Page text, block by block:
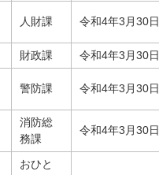
人財課 令和4年3月30日
財政課 令和4年3月30日
警防課 令和4年3月30日
消防総
務課
令和4年3月30日
おひと